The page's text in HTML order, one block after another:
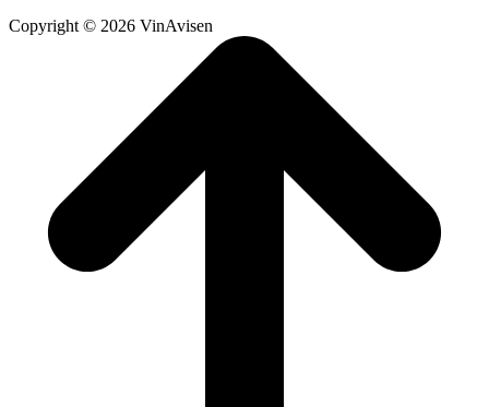
Copyright © 2026 VinAvisen